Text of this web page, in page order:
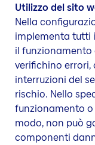
Utilizzo del sito
Nella
implementa tutti
il funzionamento
verifichino errori,
interruzioni del
rischio. Nello
funzionamento
modo, non può
componenti